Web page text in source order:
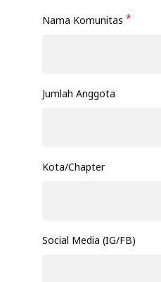
Nama Komunitas *
Jumlah Anggota
Kota/Chapter
Social Media (IG/FB)